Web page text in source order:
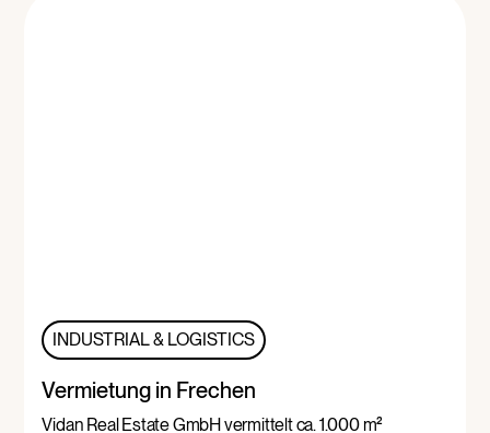
INDUSTRIAL & LOGISTICS
Vermietung in Frechen
Vidan Real Estate GmbH vermittelt ca. 1.000 m²